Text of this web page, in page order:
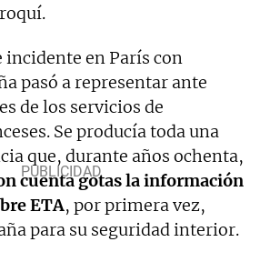
incidente en París con
pasó a representar ante
de los servicios de
Se producía toda una
que, durante años ochenta,
cuenta gotas la información
ETA, por primera vez,
para su seguridad interior.